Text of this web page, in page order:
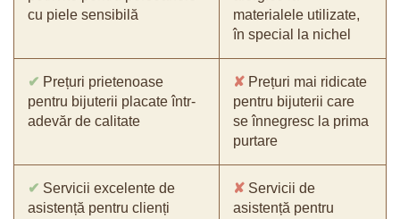
cu piele sensibilă
materialele utilizate,
în special la nichel
✔ Prețuri prietenoase
pentru bijuterii placate într-
adevăr de calitate
✘ Prețuri mai ridicate
pentru bijuterii care
se înnegresc la prima
purtare
✔ Servicii excelente de
asistență pentru clienți
✘ Servicii de
asistență pentru